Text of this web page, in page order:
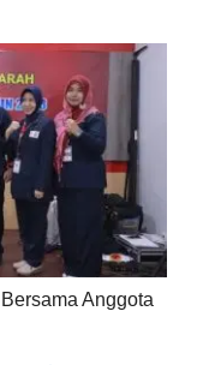
Anggota